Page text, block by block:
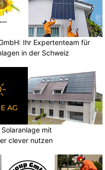
Ihr Expertenteam für
in der Schweiz
mit
clever nutzen